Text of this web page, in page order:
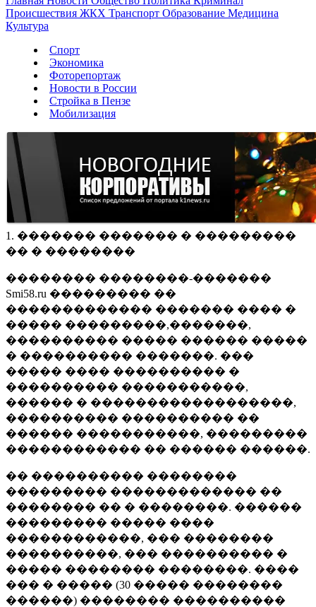
Происшествия ЖКХ Транспорт Образование Медицина
Культура
Спорт
Экономика
Фоторепортаж
Новости в России
Стройка в Пензе
Мобилизация
1. ������� ������� � ���������
�� � ��������
�������� ��������-�������
Smi58.ru ��������� ��
������������� ������� ���� �
����� ���������,�������,
���������� ����� ������ �����
� ���������� �������. ���
����� ���� ���������� �
���������� �����������,
������ � ������������������,
���������� ���������� ��
������ �����������, ���������
������������ �� ������ ������.
�� ���������� ��������
��������� ������������� ��
�������� �� � ��������. ������
��������� ����� ����
������������, ��� ��������
����������, ��� ���������� �
����� �������� ��������. ����
��� � ����� (30 ����� ��������
������) �������� ����������